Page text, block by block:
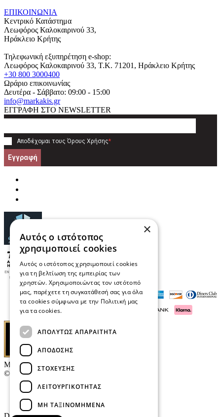
ΕΠΙΚΟΙΝΩΝΙΑ
Κεντρικό Κατάστημα
Λεωφόρος Καλοκαιρινού 33,
Ηράκλειο Κρήτης
Τηλεφωνική εξυπηρέτηση e-shop:
Λεωφόρος Καλοκαιρινού 33, T.K. 71201 , Ηράκλειο Κρήτης
+30 800 3000400
Ωράριο επικοινωνίας
Δευτέρα - Σάββατο: 09:00 - 15:00
info@markakis.gr
ΕΓΓΡΑΦΗ ΣΤΟ NEWSLETTER
Αποδέχομαι τους Όρους Χρήσης*
Εγγραφή
Μαρκάκης Οπτικά
© 2026
Επικοινωνία
E-Volution Awards
×
Αυτός ο ιστότοπος
χρησιμοποιεί cookies
Αυτός ο ιστότοπος χρησιμοποιεί cookies
για τη βελτίωση της εμπειρίας των
χρηστών. Χρησιμοποιώντας τον ιστότοπό
μας, παρέχετε τη συγκατάθεσή σας για όλα
τα cookies σύμφωνα με την Πολιτική μας
για τα cookies.
ΑΠΟΛΎΤΩΣ ΑΠΑΡΑΊΤΗΤΑ
ΑΠΌΔΟΣΗΣ
ΣΤΌΧΕΥΣΗΣ
ΛΕΙΤΟΥΡΓΙΚΌΤΗΤΑΣ
ΜΗ ΤΑΞΙΝΟΜΗΜΈΝΑ